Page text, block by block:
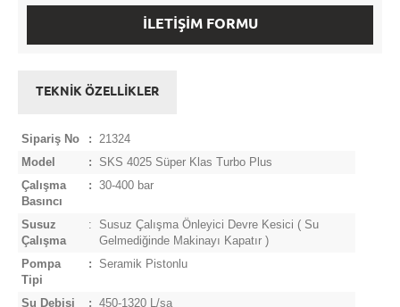
İLETİŞİM FORMU
TEKNİK ÖZELLİKLER
Sipariş No :
21324
Model
:
SKS 4025 Süper Klas Turbo Plus
Çalışma
Basıncı
: 30-400 bar
Susuz
Çalışma
:
Susuz Çalışma Önleyici Devre Kesici ( Su
Gelmediğinde Makinayı Kapatır )
Pompa
Tipi
: Seramik Pistonlu
Su Debisi :
450-1320 L/sa